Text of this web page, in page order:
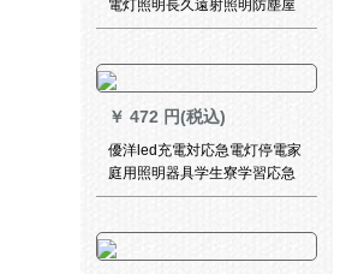
電灯照明長久遠射照明防塵屋
外夜行防身黒の標準装備
￥ 472 円(税込)
優洋led充電対応急電灯停電家
庭用照明器具学生寮学習応急
電灯家庭用懐中電灯でUSB充